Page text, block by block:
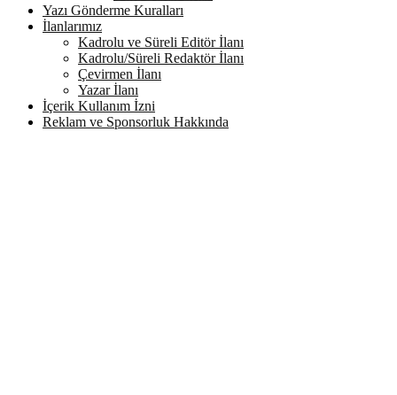
Yazı Gönderme Kuralları
İlanlarımız
Kadrolu ve Süreli Editör İlanı
Kadrolu/Süreli Redaktör İlanı
Çevirmen İlanı
Yazar İlanı
İçerik Kullanım İzni
Reklam ve Sponsorluk Hakkında